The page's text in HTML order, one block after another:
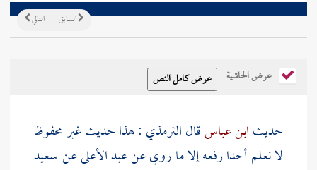
التالي السابق
عرض الحاشية
حديثابن عباسقالالترمذي : هذا حديث غير محفوظ
لا نعلم أحدا رفعه إلا ما روي عنعبد الأعلىعنسعيد